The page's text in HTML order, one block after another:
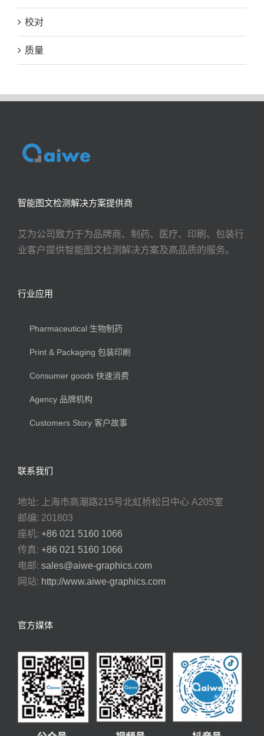
校对
质量
智能图文检测解决方案提供商
艾为公司致力于为品牌商、制药、医疗、印刷、包装行
业客户提供智能图文检测解决方案及高品质的服务。
行业应用
Pharmaceutical 生物制药
Print & Packaging 包装印刷
Consumer goods 快速消费
Agency 品牌机构
Customers Story 客户故事
联系我们
地址: 上海市高潮路215号北虹桥松日中心 A205室
邮编: 201803
座机: +86 021 5160 1066
传真: +86 021 5160 1066
电邮: sales@aiwe-graphics.com
网站: http://www.aiwe-graphics.com
官方媒体